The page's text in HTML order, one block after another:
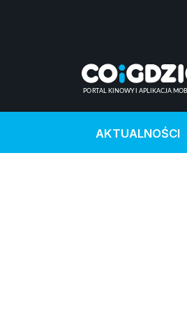
AKTUALNOŚCI